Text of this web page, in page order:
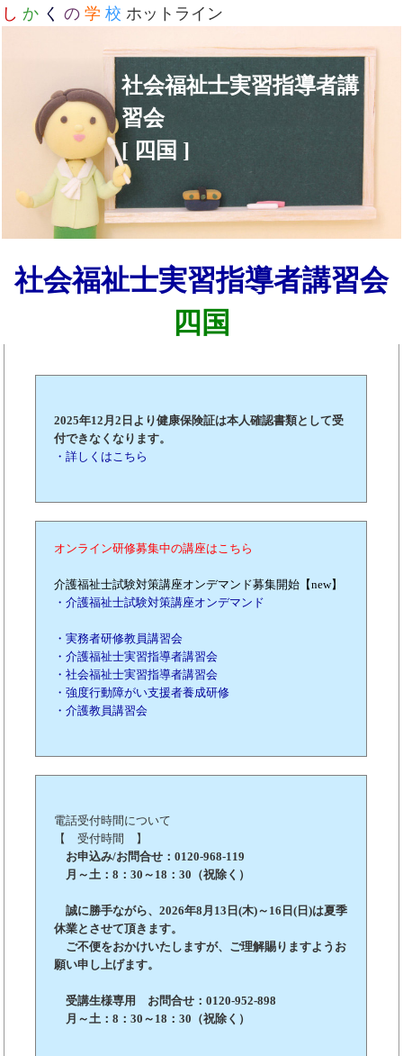
し か く の 学 校 ホットライン
社会福祉士実習指導者講
習会
[ 四国 ]
社会福祉士実習指導者講習会
四国
2025年12月2日より健康保険証は本人確認書類として受
付できなくなります。
・詳しくはこちら
オンライン研修募集中の講座はこちら
介護福祉士試験対策講座オンデマンド募集開始【new】
・介護福祉士試験対策講座オンデマンド
・実務者研修教員講習会
・介護福祉士実習指導者講習会
・社会福祉士実習指導者講習会
・強度行動障がい支援者養成研修
・介護教員講習会
電話受付時間について
【 受付時間 】
お申込み/お問合せ：0120-968-119
月～土：8：30～18：30（祝除く）
誠に勝手ながら、2026年8月13日(木)～16日(日)は夏季
休業とさせて頂きます。
ご不便をおかけいたしますが、ご理解賜りますようお
願い申し上げます。
受講生様専用 お問合せ：0120-952-898
月～土：8：30～18：30（祝除く）